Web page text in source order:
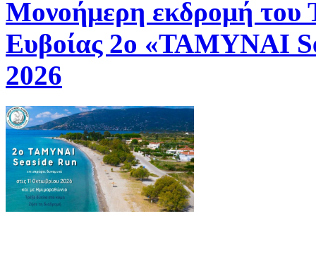
Μονοήμερη εκδρομή
Ευβοίας 2ο «ΤΑΜΥΝΑΙ
2026